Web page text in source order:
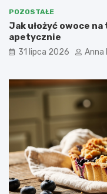
POZOSTAŁE
Jak ułożyć owoce
apetycznie
31 lipca 2026 Anna